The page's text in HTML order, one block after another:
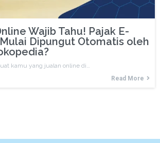
Wajib Tahu! Pajak E-
Dipungut Otomatis oleh
kamu yang jualan online di…
Read More